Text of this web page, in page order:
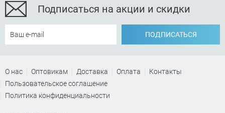
Подписаться на акции и скидки
ПОДПИСАТЬСЯ
О нас Оптовикам Доставка Оплата
Контакты
Пользовательское соглашение
Политика конфиденциальности